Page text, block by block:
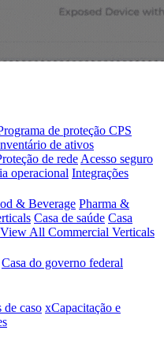
de proteção CPS
de ativos
de rede Acesso seguro
operacional Integrações
& Beverage Pharma &
Casa de saúde Casa
View All Commercial Verticals
Casa do governo federal
de caso xCapacitação e